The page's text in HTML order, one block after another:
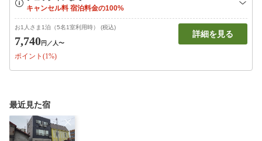
お1人さま1泊（5名1室利用時） (税込)
7,740円 ／人〜
ポイント(1%)
詳細を見る
最近見た宿